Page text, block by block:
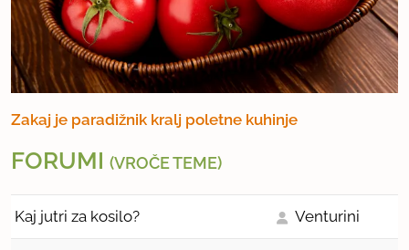
Zakaj je paradižnik kralj poletne kuhinje
FORUMI (VROČE TEME)
Kaj jutri za kosilo? Venturini